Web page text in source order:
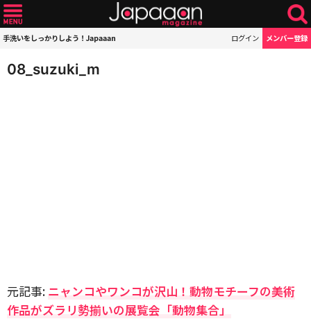
手洗いをしっかりしよう！Japaaan ログイン メンバー登録
08_suzuki_m
元記事: ニャンコやワンコが沢山！動物モチーフの美術
作品がズラリ勢揃いの展覧会「動物集合」